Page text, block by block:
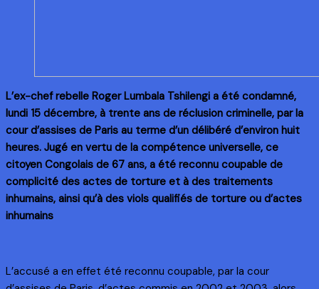
L’ex-chef rebelle Roger Lumbala Tshilengi a été condamné,
lundi 15 décembre, à trente ans de réclusion criminelle, par la
cour d’assises de Paris au terme d’un délibéré d’environ huit
heures. Jugé en vertu de la compétence universelle, ce
citoyen Congolais de 67 ans, a été reconnu coupable de
complicité des actes de torture et à des traitements
inhumains, ainsi qu’à des viols qualifiés de torture ou d’actes
inhumains
L’accusé a en effet été reconnu coupable, par la cour